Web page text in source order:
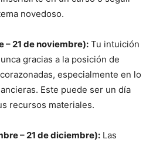
novedoso.
– 21 de noviembre): Tu intuición
gracias a la posición de
especialmente en lo
Este puede ser un día
recursos materiales.
– 21 de diciembre): Las